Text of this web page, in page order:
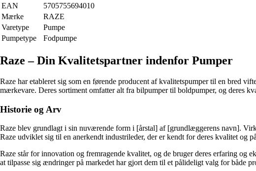
EAN
5705755694010
Mærke
RAZE
Varetype
Pumpe
Pumpetype
Fodpumpe
Raze – Din Kvalitetspartner indenfor Pumper
Raze har etableret sig som en førende producent af kvalitetspumper til en bred
mærkevare. Deres sortiment omfatter alt fra bilpumper til boldpumper, og deres
Historie og Arv
Raze blev grundlagt i sin nuværende form i [årstal] af [grundlæggerens navn].
Raze udviklet sig til en anerkendt industrileder, der er kendt for deres kvalitet og
Raze står for innovation og fremragende kvalitet, og de bruger deres erfaring og
at tilpasse sig ændringer på markedet har gjort dem til et pålideligt valg for både